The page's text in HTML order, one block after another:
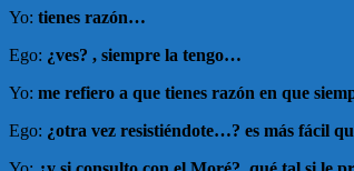
Yo: tienes razón…
Ego: ¿ves? , siempre la tengo…
Yo: me refiero a que tienes razón en que
Ego: ¿otra vez resistiéndote…? es más fácil